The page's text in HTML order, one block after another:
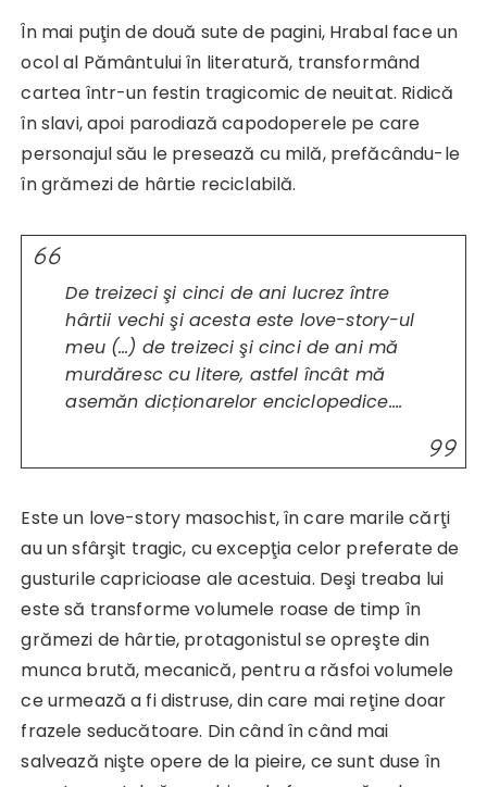
În mai puţin de două sute de pagini, Hrabal face un
ocol al Pământului în literatură, transformând
cartea într-un festin tragicomic de neuitat. Ridică
în slavi, apoi parodiază capodoperele pe care
personajul său le presează cu milă, prefăcându-le
în grămezi de hârtie reciclabilă.
De treizeci şi cinci de ani lucrez între
hârtii vechi şi acesta este love-story-ul
meu (…) de treizeci şi cinci de ani mă
murdăresc cu litere, astfel încât mă
asemăn dicționarelor enciclopedice….
Este un love-story masochist, în care marile cărţi
au un sfârşit tragic, cu excepţia celor preferate de
gusturile capricioase ale acestuia. Deşi treaba lui
este să transforme volumele roase de timp în
grămezi de hârtie, protagonistul se opreşte din
munca brută, mecanică, pentru a răsfoi volumele
ce urmează a fi distruse, din care mai reţine doar
frazele seducătoare. Din când în când mai
salvează nişte opere de la pieire, ce sunt duse în